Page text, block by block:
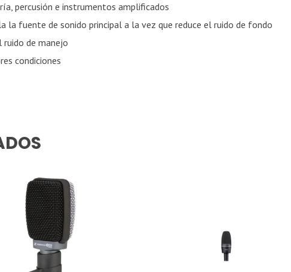
percusión e instrumentos amplificados
la fuente de sonido principal a la vez que reduce el ruido de fondo
de manejo
condiciones